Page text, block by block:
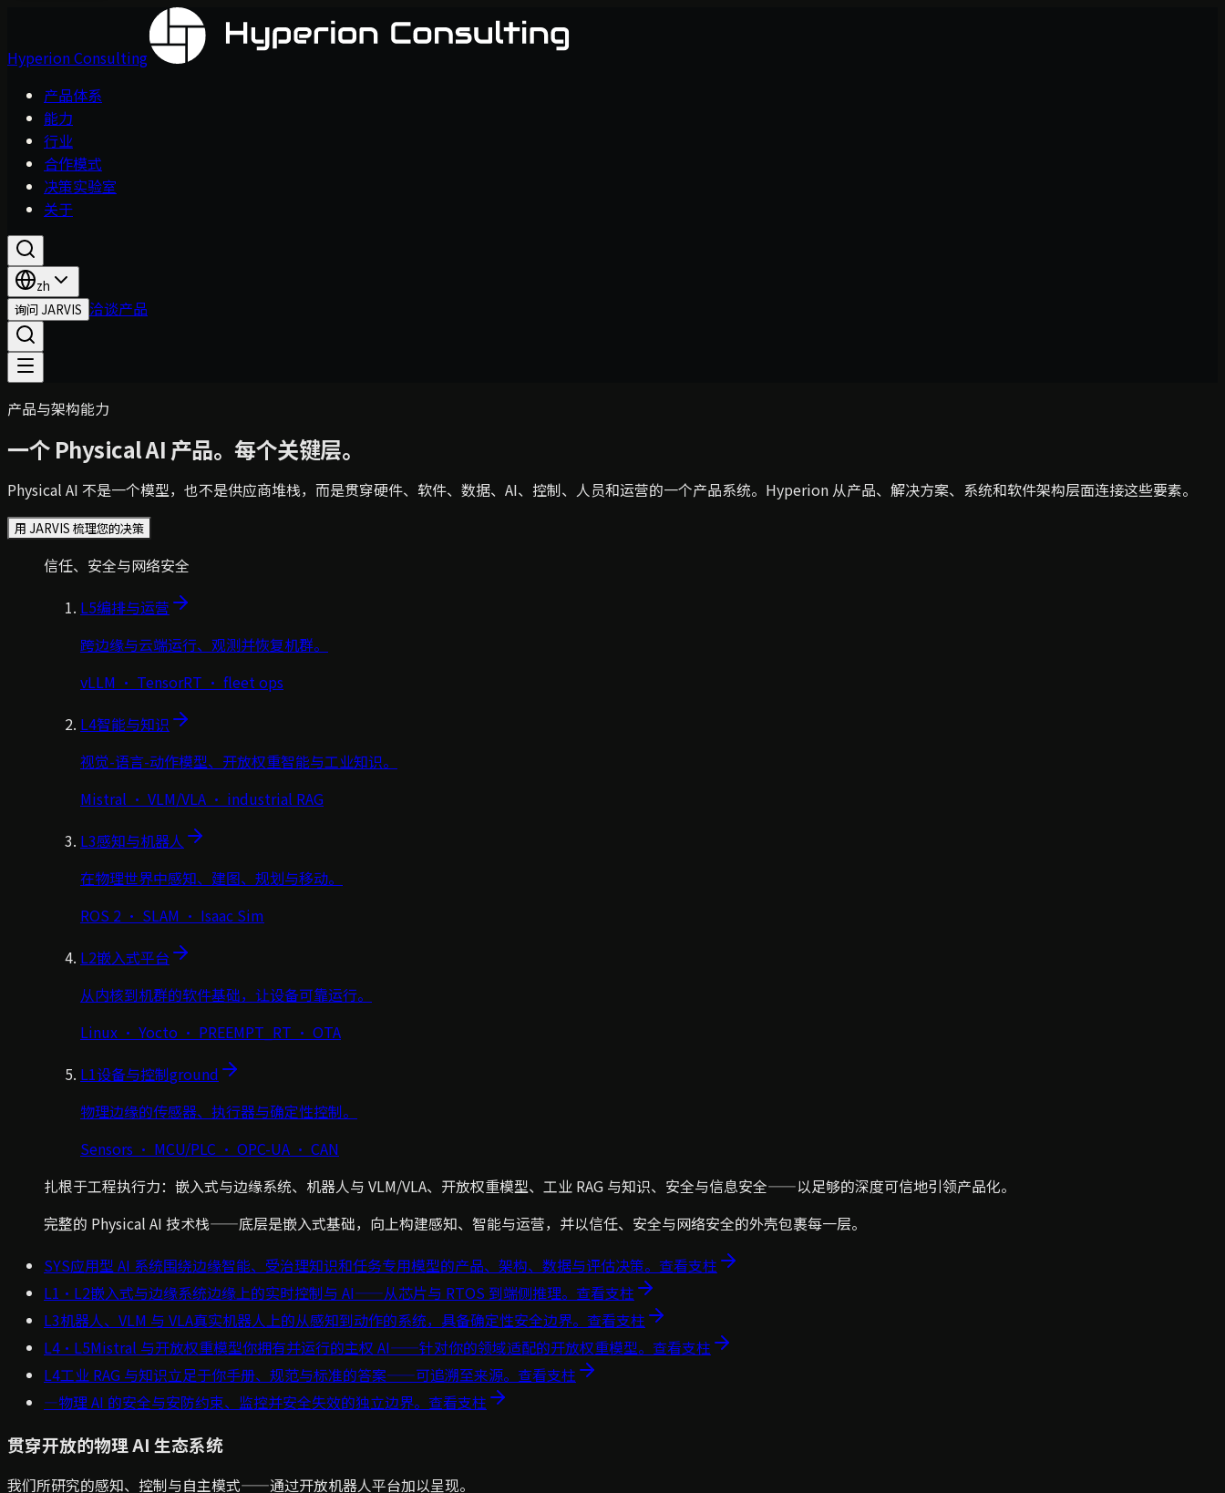
Hyperion Consulting
产品体系
能力
行业
合作模式
决策实验室
关于
zh
询问 JARVIS 洽谈产品
产品与架构能力
一个 Physical AI 产品。每个关键层。
Physical AI 不是一个模型，也不是供应商堆栈，而是贯穿硬件、软件、数据、AI、控制、人员和运营的一个产品系统。Hyperion 从产品、解决方案、系统和软件架构层面连接这些要素。
用 JARVIS 梳理您的决策
信任、安全与网络安全
L5编排与运营
跨边缘与云端运行、观测并恢复机群。
vLLM · TensorRT · fleet ops
L4智能与知识
视觉-语言-动作模型、开放权重智能与工业知识。
Mistral · VLM/VLA · industrial RAG
L3感知与机器人
在物理世界中感知、建图、规划与移动。
ROS 2 · SLAM · Isaac Sim
L2嵌入式平台
从内核到机群的软件基础，让设备可靠运行。
Linux · Yocto · PREEMPT_RT · OTA
L1设备与控制ground
物理边缘的传感器、执行器与确定性控制。
Sensors · MCU/PLC · OPC-UA · CAN
扎根于工程执行力：嵌入式与边缘系统、机器人与 VLM/VLA、开放权重模型、工业 RAG 与知识、安全与信息安全——以足够的深度可信地引领产品化。
完整的 Physical AI 技术栈——底层是嵌入式基础，向上构建感知、智能与运营，并以信任、安全与网络安全的外壳包裹每一层。
SYS应用型 AI 系统围绕边缘智能、受治理知识和任务专用模型的产品、架构、数据与评估决策。 查看支柱
L1·L2嵌入式与边缘系统边缘上的实时控制与 AI——从芯片与 RTOS 到端侧推理。 查看支柱
L3机器人、VLM 与 VLA真实机器人上的从感知到动作的系统，具备确定性安全边界。 查看支柱
L4·L5Mistral 与开放权重模型你拥有并运行的主权 AI——针对你的领域适配的开放权重模型。 查看支柱
L4工业 RAG 与知识立足于你手册、规范与标准的答案——可追溯至来源。 查看支柱
—物理 AI 的安全与安防约束、监控并安全失效的独立边界。 查看支柱
贯穿开放的物理 AI 生态系统
我们所研究的感知、控制与自主模式——通过开放机器人平台加以呈现。